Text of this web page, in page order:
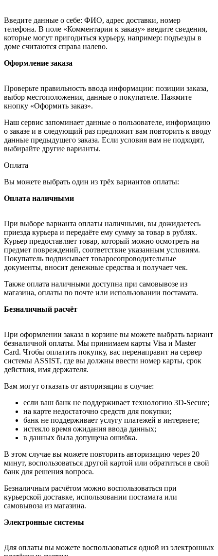
Введите данные о себе: ФИО, адрес доставки, номер
телефона. В поле «Комментарии к заказу» введите сведения,
которые могут пригодиться курьеру, например: подъезды в
доме считаются справа налево.
Оформление заказа
Проверьте правильность ввода информации: позиции заказа,
выбор местоположения, данные о покупателе. Нажмите
кнопку «Оформить заказ».
Наш сервис запоминает данные о пользователе, информацию
о заказе и в следующий раз предложит вам повторить к вводу
данные предыдущего заказа. Если условия вам не подходят,
выбирайте другие варианты.
Оплата
Вы можете выбрать один из трёх вариантов оплаты:
Оплата наличными
При выборе варианта оплаты наличными, вы дожидаетесь
приезда курьера и передаёте ему сумму за товар в рублях.
Курьер предоставляет товар, который можно осмотреть на
предмет повреждений, соответствие указанным условиям.
Покупатель подписывает товаросопроводительные
документы, вносит денежные средства и получает чек.
Также оплата наличными доступна при самовывозе из
магазина, оплаты по почте или использовании постамата.
Безналичный расчёт
При оформлении заказа в корзине вы можете выбрать вариант
безналичной оплаты. Мы принимаем карты Visa и Master
Card. Чтобы оплатить покупку, вас перенаправит на сервер
системы ASSIST, где вы должны ввести номер карты, срок
действия, имя держателя.
Вам могут отказать от авторизации в случае:
если ваш банк не поддерживает технологию 3D-Secure;
на карте недостаточно средств для покупки;
банк не поддерживает услугу платежей в интернете;
истекло время ожидания ввода данных;
в данных была допущена ошибка.
В этом случае вы можете повторить авторизацию через 20
минут, воспользоваться другой картой или обратиться в свой
банк для решения вопроса.
Безналичным расчётом можно воспользоваться при
курьерской доставке, использовании постамата или
самовывоза из магазина.
Электронные системы
Для оплаты вы можете воспользоваться одной из электронных